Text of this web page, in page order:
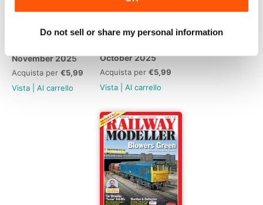
Do not sell or share my personal information
November 2025
Acquista per €5,99
Vista
Al carrello
October 2025
Acquista per €5,99
Vista
Al carrello